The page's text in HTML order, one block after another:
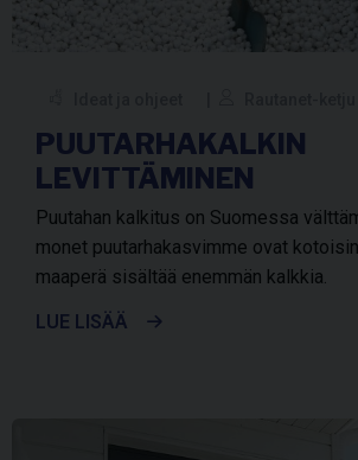
PUUTARHAKALKIN
LEVITTÄMINEN
Puutahan kalkitus on Suomessa
monet puutarhakasvimme ovat
maaperä sisältää enemmän kalkkia.
LUE LISÄÄ